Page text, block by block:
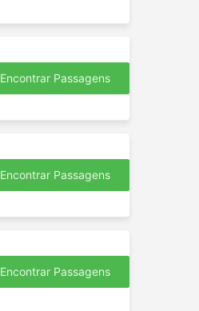
Encontrar Passagens
Encontrar Passagens
Encontrar Passagens